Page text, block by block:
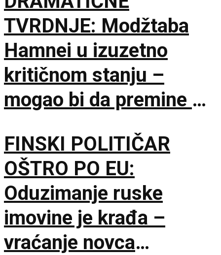
TVRDNJE: Modžtaba
Hamnei u izuzetno
kritičnom stanju –
mogao bi da premine u
FINSKI POLITIČAR
OŠTRO PO EU:
Oduzimanje ruske
imovine je krađa –
vraćanje novca